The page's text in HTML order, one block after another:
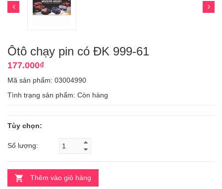
Ôtô chạy pin có ĐK 999-61
177.000₫
Mã sản phẩm: 03004990
Tình trạng sản phẩm: Còn hàng
Tùy chọn:
Số lượng:
Thêm vào giỏ hàng